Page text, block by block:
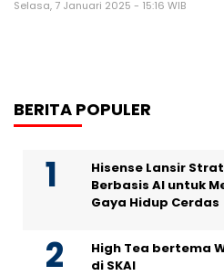
Selasa, 7 Januari 2025 - 15:16 WIB
BERITA POPULER
Hisense Lansir
Berbasis AI untuk
Gaya Hidup Cerdas
High Tea bertema
di SKAI